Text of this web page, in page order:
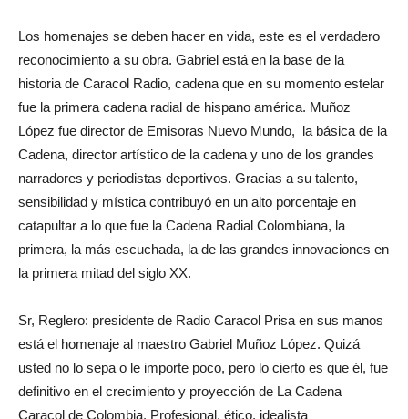
Los homenajes se deben hacer en vida, este es el verdadero
reconocimiento a su obra. Gabriel está en la base de la
historia de Caracol Radio, cadena que en su momento estelar
fue la primera cadena radial de hispano américa. Muñoz
López fue director de Emisoras Nuevo Mundo, la básica de la
Cadena, director artístico de la cadena y uno de los grandes
narradores y periodistas deportivos. Gracias a su talento,
sensibilidad y mística contribuyó en un alto porcentaje en
catapultar a lo que fue la Cadena Radial Colombiana, la
primera, la más escuchada, la de las grandes innovaciones en
la primera mitad del siglo XX.
Sr, Reglero: presidente de Radio Caracol Prisa en sus manos
está el homenaje al maestro Gabriel Muñoz López. Quizá
usted no lo sepa o le importe poco, pero lo cierto es que él, fue
definitivo en el crecimiento y proyección de La Cadena
Caracol de Colombia. Profesional, ético, idealista